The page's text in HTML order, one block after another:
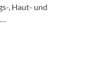
, Haut- und